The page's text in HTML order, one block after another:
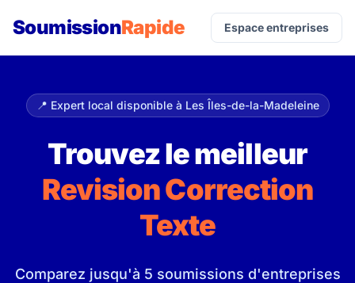
SoumissionRapide Espace entreprises
📍 Expert local disponible à Les Îles-de-la-Madeleine
Trouvez le meilleur
Revision Correction
Texte
Comparez jusqu'à 5 soumissions d'entreprises